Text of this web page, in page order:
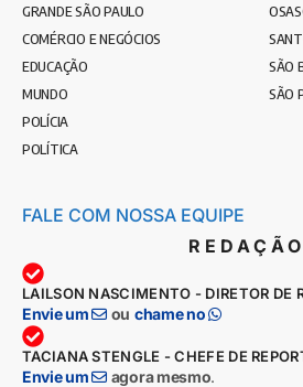
GRANDE SÃO PAULO
COMÉRCIO E NEGÓCIOS
EDUCAÇÃO
MUNDO
POLÍCIA
POLÍTICA
SÃO
SÃO
FALE COM NOSSA EQUIPE
REDAÇÃO
LAILSON NASCIMENTO - DIRETOR DE
Envie um ou chame no
TACIANA STENGLE - CHEFE DE
Envie um agora mesmo.